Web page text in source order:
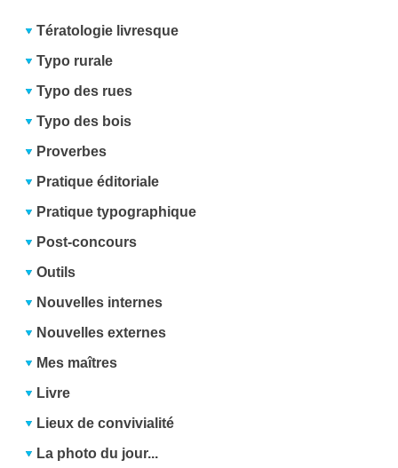
Tératologie livresque
Typo rurale
Typo des rues
Typo des bois
Proverbes
Pratique éditoriale
Pratique typographique
Post-concours
Outils
Nouvelles internes
Nouvelles externes
Mes maîtres
Livre
Lieux de convivialité
La photo du jour...